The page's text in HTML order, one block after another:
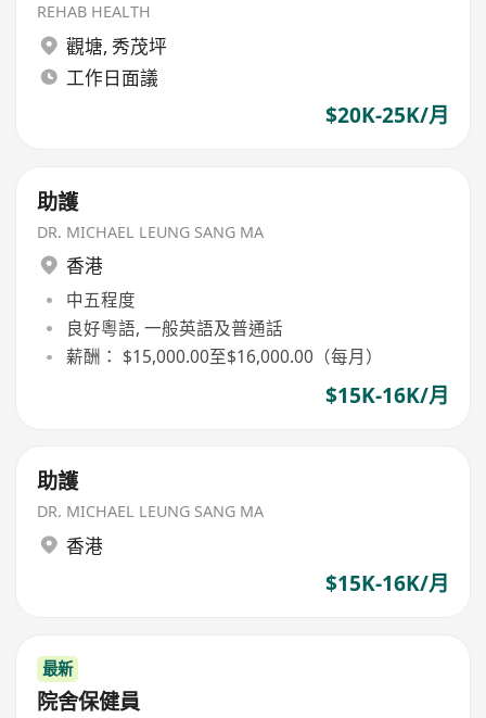
REHAB HEALTH
觀塘, 秀茂坪
工作日面議
$20K-25K/月
助護
DR. MICHAEL LEUNG SANG MA
香港
中五程度
良好粵語, 一般英語及普通話
薪酬： $15,000.00至$16,000.00（每月）
$15K-16K/月
助護
DR. MICHAEL LEUNG SANG MA
香港
$15K-16K/月
最新
院舍保健員